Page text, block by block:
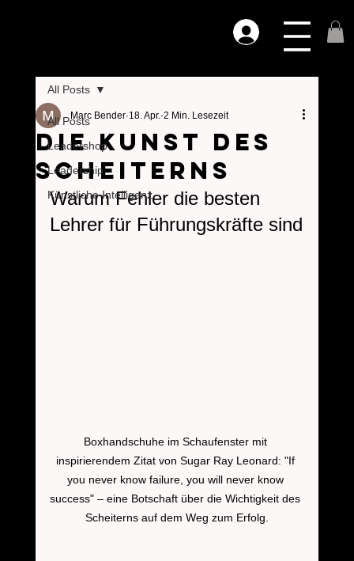
All Posts
Leadershop
Leadership
Künstliche Intelligenz
All Posts
Die Kunst des
Scheiterns
Marc Bender 18. Apr. 2 Min. Lesezeit
Warum Fehler die besten
Lehrer für Führungskräfte sind
Boxhandschuhe im Schaufenster mit
inspirierendem Zitat von Sugar Ray Leonard: "If
you never know failure, you will never know
success" – eine Botschaft über die Wichtigkeit des
Scheiterns auf dem Weg zum Erfolg.